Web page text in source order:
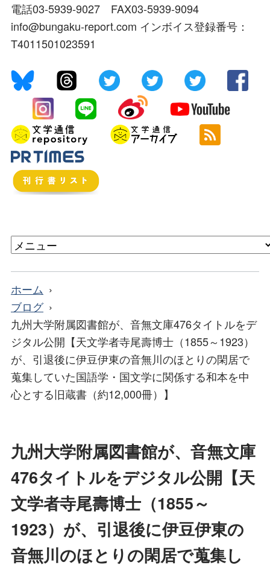
電話03-5939-9027 FAX03-5939-9094
info@bungaku-report.com インボイス登録番号：
T4011501023591
ホーム
ブログ
九州大学附属図書館が、音無文庫476タイトルをデ
ジタル公開【天文学者寺尾壽博士（1855～1923）
が、引退後に伊豆伊東の音無川のほとりの閑居で
蒐集していた国語学・国文学に関係する和本を中
心とする旧蔵書（約12,000冊）】
九州大学附属図書館が、音無文庫
476タイトルをデジタル公開【天
文学者寺尾壽博士（1855～
1923）が、引退後に伊豆伊東の
音無川のほとりの閑居で蒐集し